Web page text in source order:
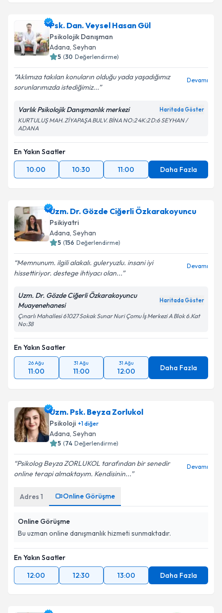
Psk. Dan. Veysel Hasan Gül
Psikolojik Danışman
Adana, Seyhan
5 (30 Değerlendirme)
Aklımıza takılan konuların olduğu yada yaşadığımız
sorunlarımızda istediğimiz...
Devamı
Varlık Psikolojik Danışmanlık merkezi Haritada Göster
KURTULUŞ MAH. ZİYAPAŞA BULV. BİNA NO:2 4K:2 D:6 SEYHAN /
ADANA
En Yakın Saatler
10:00
10:30 11:00 Daha Fazla
Uzm. Dr. Gözde Ciğerli Özkarakoyuncu
Psikiyatri
Adana, Seyhan
5 (156 Değerlendirme)
Memnunum. ilgili alakalı. guleryuzlu. insani iyi
hissettiriyor. destege ihtiyacı olan...
Devamı
Uzm. Dr. Gözde Ciğerli Özkarakoyuncu
Muayenehanesi
Haritada Göster
Çınarlı Mahallesi 61027 Sokak Sunar Nuri Çomu İş Merkezi A Blok 6.Kat
No:38
En Yakın Saatler
26 Ağu
11:00
31 Ağu
11:00
31 Ağu
12:00 Daha Fazla
Uzm. Psk. Beyza Zorlukol
Psikoloji +1diğer
Adana, Seyhan
5 (74 Değerlendirme)
Psikolog Beyza ZORLUKOL tarafından bir senedir
online terapi almaktayım. Kendisinin...
Devamı
Adres 1 Online Görüşme
Online Görüşme
Bu uzman online danışmanlık hizmeti sunmaktadır.
En Yakın Saatler
12:00
12:30 13:00 Daha Fazla